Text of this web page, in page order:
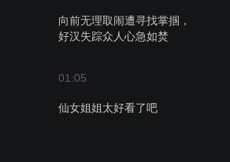
向前无理取闹遭寻找掌掴，
好汉失踪众人心急如焚
01:05
仙女姐姐太好看了吧